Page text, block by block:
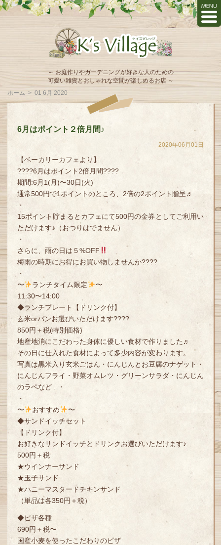
～ お庭作りやガーデニングが好きな人のための
可愛い雑貨とおしゃれな空間が楽しめるお店 ～
ホーム > 01 6月 2020
6月はポイント２倍月間♪
2020年06月01日
【ベーカリーカフェより】
????6月はポイント2倍月間????
期間:6月1(月)〜30日(火)
通常500円で1ポイントのところ、2倍の2ポイント贈呈♬
・
15ポイント貯まるとカフェにて500円の金券としてご利用い
ただけます♪（おつりはでません）
・
さらに、雨の日は５%OFF
梅雨の時期にお得にお買い物しませんか????
・
〜
ランチタイム限定
〜
11:30〜14:00
◆ランチプレート【ドリンク付】
玄米orパンお選びいただけます????
850円＋税(特別価格)
地産地消にこだわった身体に優しい食材で作りました♬
その日に仕入れた食材によって多少内容が変わります。
写真は黒米入り玄米ごはん・にんじんとお豆腐のナゲット・
にんじんフライ・野菜オムレツ・グリーンサラダ・にんじん
のラペなど . ・
・
〜
おすすめ
〜
◆サンドイッチセット
【ドリンク付】
お好きなサンドイッチとドリンクお選びいただけます♪
500円＋税
★ウインナーサンド
★玉子サンド
★ハニーマスタードチキンサンド
（単品は各350円＋税）
◆ピザ各種
690円＋税〜
国産小麦を使ったこだわりのピザ